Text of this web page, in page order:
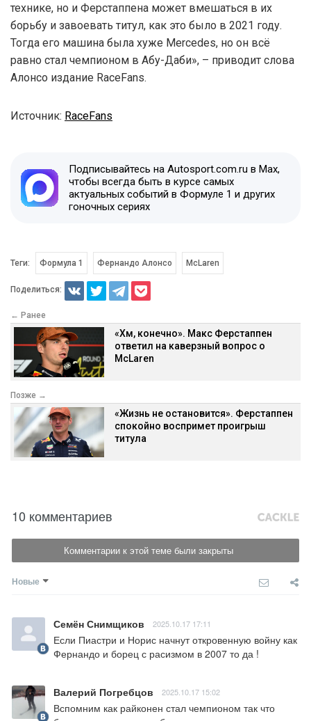
технике, но и Ферстаппена может вмешаться в их
борьбу и завоевать титул, как это было в 2021 году.
Тогда его машина была хуже Mercedes, но он всё
равно стал чемпионом в Абу-Даби», – приводит слова
Алонсо издание RaceFans.
Источник: RaceFans
Подписывайтесь на Autosport.com.ru в Max,
чтобы всегда быть в курсе самых
актуальных событий в Формуле 1 и других
гоночных сериях
Теги: Формула 1 Фернандо Алонсо McLaren
Поделиться:
← Ранее
«Хм, конечно». Макс Ферстаппен
ответил на каверзный вопрос о
McLaren
Позже →
«Жизнь не остановится». Ферстаппен
спокойно воспримет проигрыш
титула
10 комментариев
Комментарии к этой теме были закрыты
Новые
Семён Снимщиков 2025.10.17 17:11
Если Пиастри и Норис начнут откровенную войну как
Фернандо и борец с расизмом в 2007 то да !
Валерий Погребцов 2025.10.17 15:02
Вспомним как райконен стал чемпионом так что